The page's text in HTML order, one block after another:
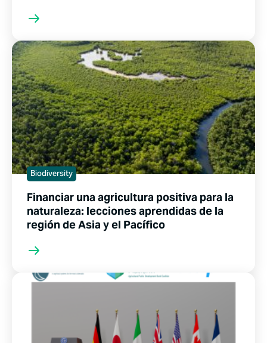
Biodiversity
Financiar una agricultura positiva para la
naturaleza: lecciones aprendidas de la
región de Asia y el Pacífico